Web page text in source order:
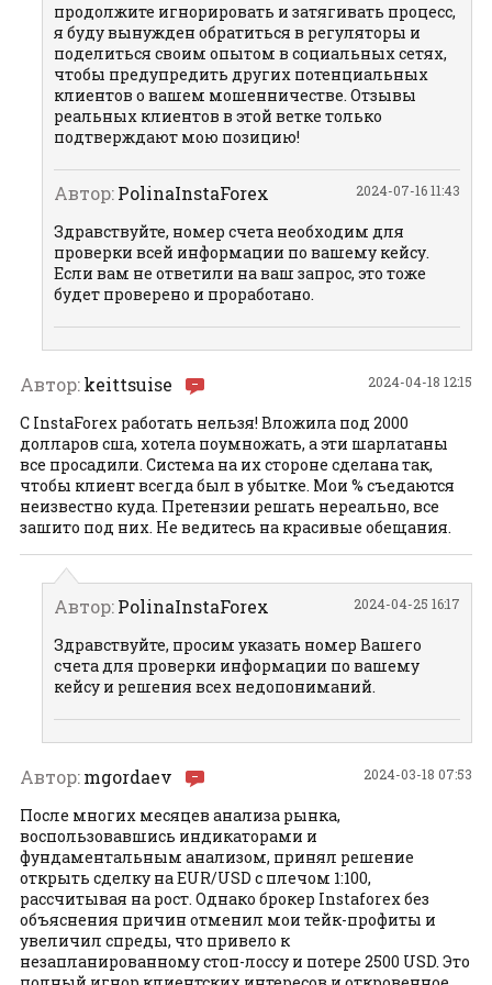
продолжите игнорировать и затягивать процесс,
я буду вынужден обратиться в регуляторы и
поделиться своим опытом в социальных сетях,
чтобы предупредить других потенциальных
клиентов о вашем мошенничестве. Отзывы
реальных клиентов в этой ветке только
подтверждают мою позицию!
2024-07-16 11:43
Автор:PolinaInstaForex
Здравствуйте, номер счета необходим для
проверки всей информации по вашему кейсу.
Если вам не ответили на ваш запрос, это тоже
будет проверено и проработано.
2024-04-18 12:15
Автор:keittsuise
С InstaForex работать нельзя! Вложила под 2000
долларов сша, хотела поумножать, а эти шарлатаны
все просадили. Система на их стороне сделана так,
чтобы клиент всегда был в убытке. Мои % съедаются
неизвестно куда. Претензии решать нереально, все
зашито под них. Не ведитесь на красивые обещания.
2024-04-25 16:17
Автор:PolinaInstaForex
Здравствуйте, просим указать номер Вашего
счета для проверки информации по вашему
кейсу и решения всех недопониманий.
2024-03-18 07:53
Автор:mgordaev
После многих месяцев анализа рынка,
воспользовавшись индикаторами и
фундаментальным анализом, принял решение
открыть сделку на EUR/USD с плечом 1:100,
рассчитывая на рост. Однако брокер Instaforex без
объяснения причин отменил мои тейк-профиты и
увеличил спреды, что привело к
незапланированному стоп-лоссу и потере 2500 USD. Это